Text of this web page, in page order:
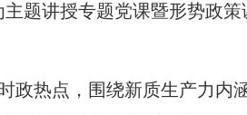
题讲授专题党课暨形势政
热点，围绕新质生产力内